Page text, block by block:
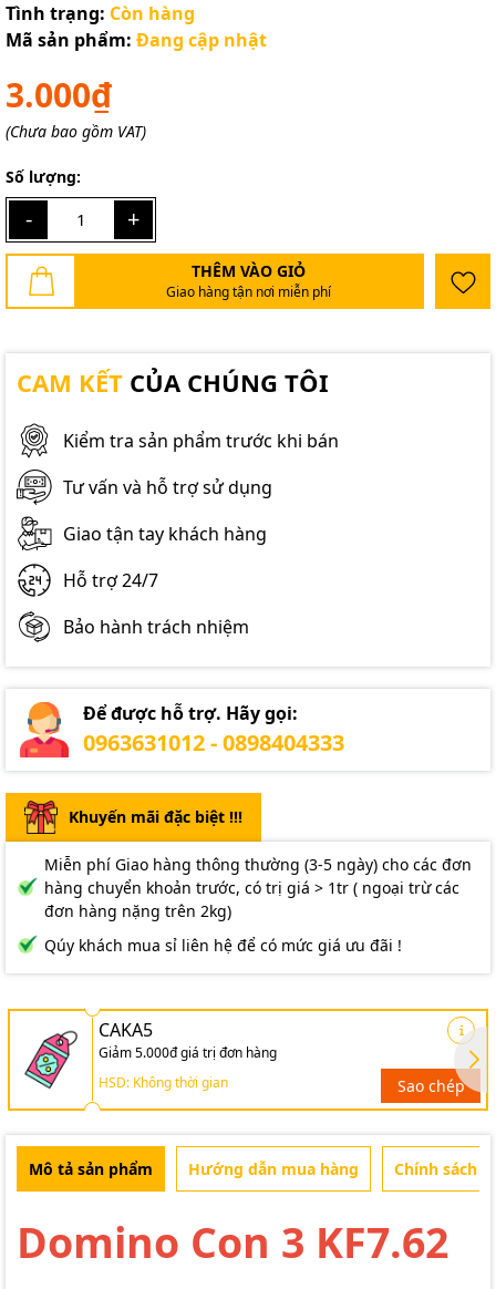
Tình trạng: Còn hàng
Mã sản phẩm: Đang cập nhật
3.000₫
(Chưa bao gồm VAT)
Số lượng:
- +
THÊM VÀO GIỎ
Giao hàng tận nơi miễn phí
CAM KẾT CỦA CHÚNG TÔI
Kiểm tra sản phẩm trước khi bán
Tư vấn và hỗ trợ sử dụng
Giao tận tay khách hàng
Hỗ trợ 24/7
Bảo hành trách nhiệm
Để được hỗ trợ. Hãy gọi:
0963631012 - 0898404333
Khuyến mãi đặc biệt !!!
Miễn phí Giao hàng thông thường (3-5 ngày) cho các đơn
hàng chuyển khoản trước, có trị giá > 1tr ( ngoại trừ các
đơn hàng nặng trên 2kg)
Qúy khách mua sỉ liên hệ để có mức giá ưu đãi !
CAKA5
Giảm 5.000đ giá trị đơn hàng
HSD: Không thời gian
Sao chép
Mô tả sản phẩm Hướng dẫn mua hàng Chính sách
Domino Con 3 KF7.62